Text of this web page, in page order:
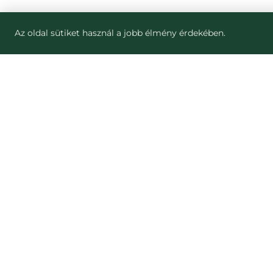
Az oldal sütiket használ a jobb élmény érdekében.